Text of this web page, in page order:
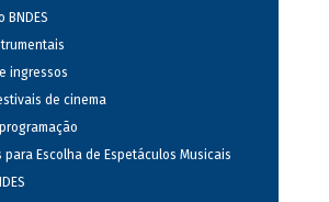
BNDES
ingressos
de cinema
para Escolha de Espetáculos Musicais